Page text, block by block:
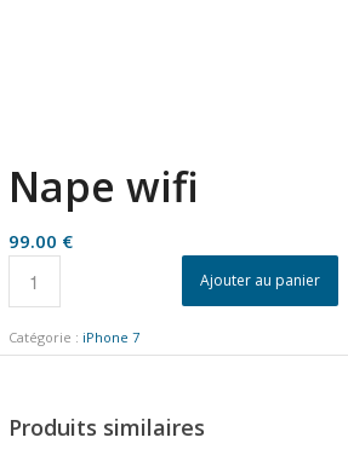
Nape wifi
99.00 €
Ajouter au panier
Catégorie : iPhone 7
Produits similaires